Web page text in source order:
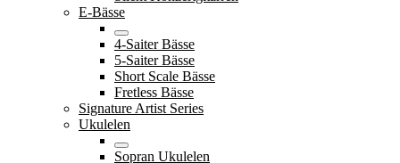
E-Bässe
4-Saiter Bässe
5-Saiter Bässe
Short Scale Bässe
Fretless Bässe
Signature Artist Series
Ukulelen
Sopran Ukulelen